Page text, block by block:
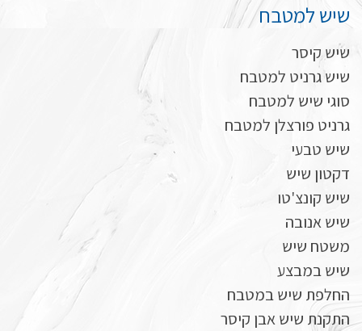
שיש למטבח
שיש קיסר
שיש גרניט למטבח
סוגי שיש למטבח
גרניט פורצלן למטבח
שיש טבעי
דקטון שיש
שיש קונצ'טו
שיש אנובה
משטח שיש
שיש במבצע
החלפת שיש במטבח
התקנת שיש אבן קיסר